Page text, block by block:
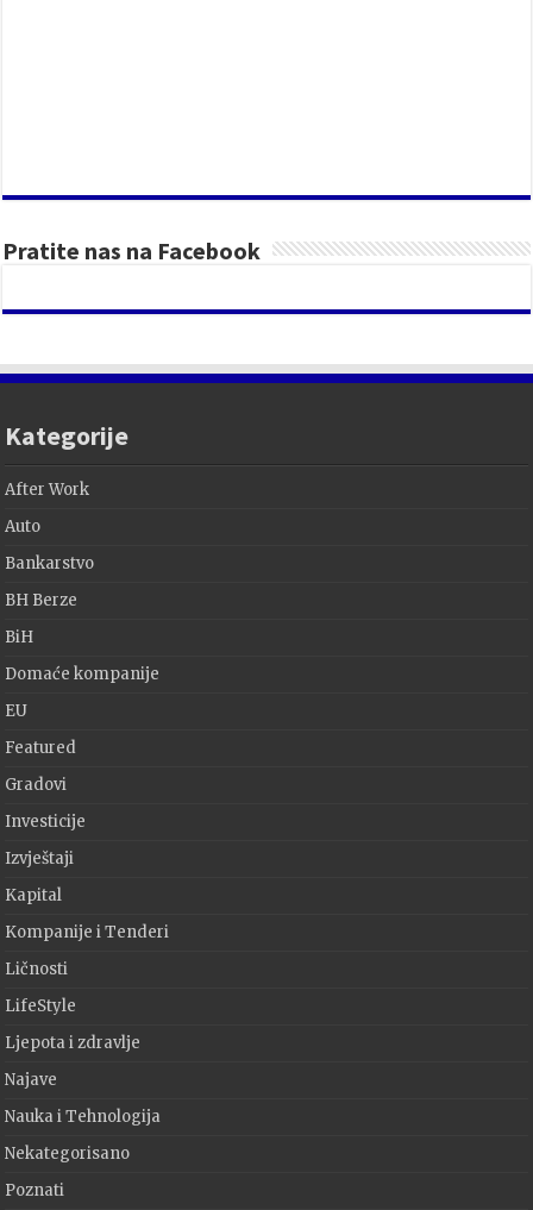
Pratite nas na Facebook
Kategorije
After Work
Auto
Bankarstvo
BH Berze
BiH
Domaće kompanije
EU
Featured
Gradovi
Investicije
Izvještaji
Kapital
Kompanije i Tenderi
Ličnosti
LifeStyle
Ljepota i zdravlje
Najave
Nauka i Tehnologija
Nekategorisano
Poznati